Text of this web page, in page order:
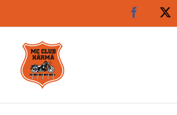
Facebook